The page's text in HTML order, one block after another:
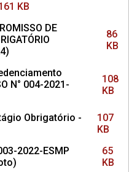
KB
DE
86
KB
N° 004-2021-
108
KB
Obrigatório -
107
KB
2022-ESMP
65
KB